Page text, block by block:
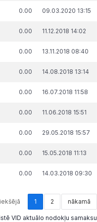
izpildi,
laiks
0.00 09.03.2020 13:15
0.00 11.12.2018 14:02
0.00 13.11.2018 08:40
0.00 14.08.2018 13:14
0.00 16.07.2018 11:58
0.00 11.06.2018 15:51
0.00 29.05.2018 15:57
0.00 15.05.2018 11:13
0.00 14.03.2018 09:30
1 2 nākamā
VID aktuālo nodokļu samaksu